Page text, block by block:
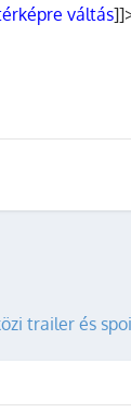
váltás
trailer és